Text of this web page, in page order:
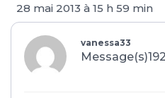
28 mai 2013 à 15 h 59 min
vanessa33
Message(s)192